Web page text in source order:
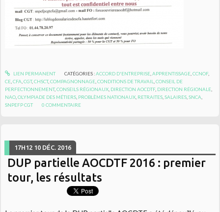
LIEN PERMANENT CATÉGORIES :ACCORD D'ENTREPRISE, APPRENTISSAGE, CCNOF,
CE ,CFA ,CGT,CHSCT,COMPAGNONNAGE ,CONDITIONS DE TRAVAIL ,CONSEIL DE
PERFECTIONNEMENT,CONSEILS RÉGIONAUX DIRECTION AOCDTF, DIRECTION RÉGIONALE
NAO ,OLYMPIADE DES MÉTIERS PROBLÈMES NATIONAUX RETRAITES ,SALAIRES ,SNCA
SNPEFP CGT
0 COMMENTAIRE
17H12 10 DÉC. 2016
DUP partielle AOCDTF 2016 : premier
tour, les résultats